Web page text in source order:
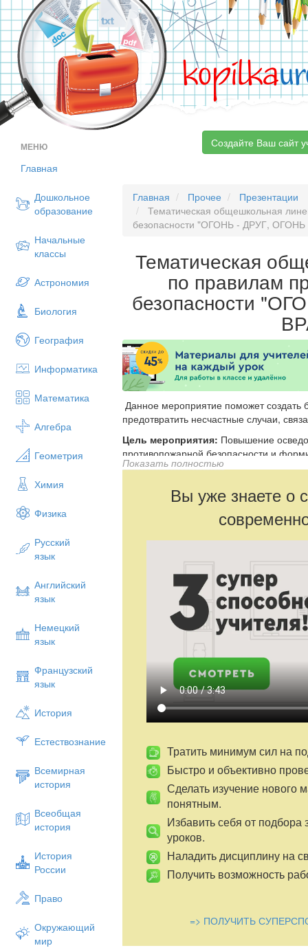
kopilka
МЕНЮ
Главная
Дошкольное
образование
Начальные
классы
Астрономия
Биология
География
Информатика
Математика
Алгебра
Геометрия
Химия
Физика
Русский
язык
Английский
язык
Немецкий
язык
Французский
язык
История
Естествознание
Всемирная
история
Всеобщая
история
История
России
Право
Окружающий
мир
Создайте Ваш сайт
Главная Прочее
Презентации
Тематическая общешкольная
безопасности "ОГОНЬ - ДРУГ,
Тематическая
по правилам
безопасности
Данное мероприятие поможет создать
предотвратить несчастные случаи,
Цель мероприятия: Повышение
противопожарной безопасности и
огню.
Показать полностью
Вы уже знаете о
Тратить минимум сил на
Быстро и объективно
Сделать изучение нового
понятным.
Избавить себя от подбора
уроков.
Наладить дисциплину на
Получить возможность
=> ПОЛУЧИТЬ